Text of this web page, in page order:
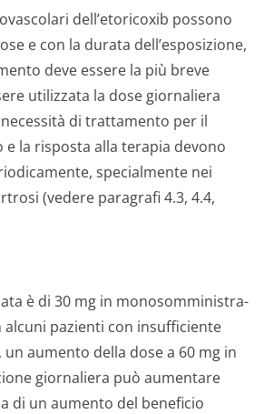
dell’etoricoxib possono
e con la durata dell’esposizione,
deve essere la più breve
utilizzata la dose giornaliera
di trattamento per il
la risposta alla terapia devono
specialmente nei
(vedere paragrafi 4.3, 4.4,
è di 30 mg in monosomministra­
alcuni pazienti con insufficiente
aumento della dose a 60 mg in
giornaliera può aumentare
di un aumento del beneficio